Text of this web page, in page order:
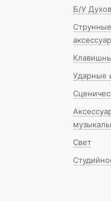
Большой конус=больше
Глубже, объёмнее.
«Полнотелый»,
jazz, clean blues (SRV),
Б/У
Ударные
Свет